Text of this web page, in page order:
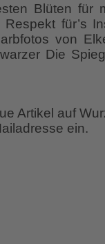
Blüten für
für’s
von
Die
Artikel auf
ein.